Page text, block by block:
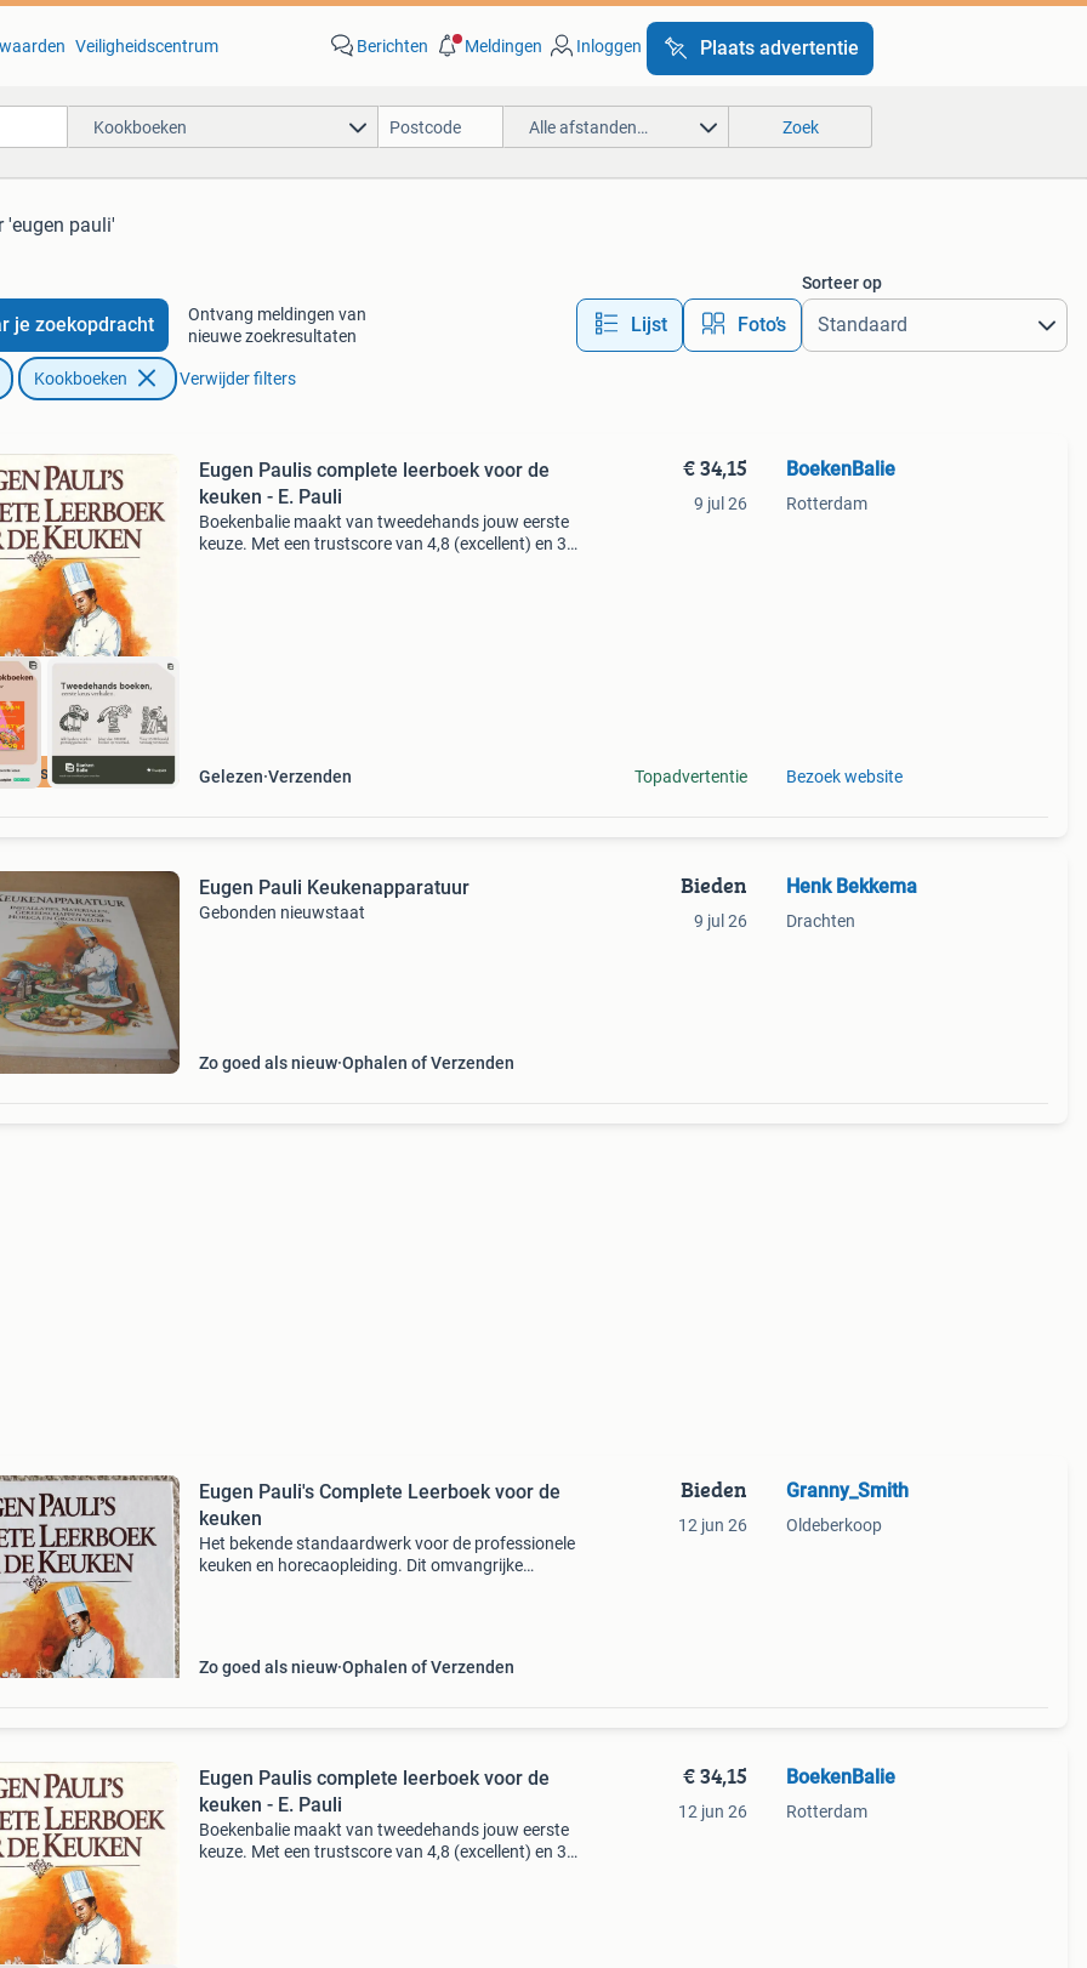
Veiligheidscentrum Berichten Meldingen Inloggen Plaats advertentie
Kookboeken Alle afstanden… Zoek
'eugen pauli'
je zoekopdracht
Ontvang meldingen van
nieuwe zoekresultaten
Lijst Foto’s
Sorteer op
Kookboeken Verwijder filters
prijs
Eugen Paulis complete leerboek voor de
keuken - E. Pauli
Boekenbalie maakt van tweedehands jouw eerste
keuze. Met een trustscore van 4,8 (excellent) en 30
Gelezen Verzenden
€ 34,15
9 jul 26
Topadvertentie
BoekenBalie
Rotterdam
Bezoek website
Eugen Pauli Keukenapparatuur
Gebonden nieuwstaat
Zo goed als nieuw Ophalen of Verzenden
Bieden
9 jul 26
Henk Bekkema
Drachten
Eugen Pauli's Complete Leerboek voor de
keuken
Het bekende standaardwerk voor de professionele
keuken en horecaopleiding. Dit omvangrijke
Zo goed als nieuw Ophalen of Verzenden
Bieden
12 jun 26
Granny_Smith
Oldeberkoop
Eugen Paulis complete leerboek voor de
keuken - E. Pauli
Boekenbalie maakt van tweedehands jouw eerste
keuze. Met een trustscore van 4,8 (excellent) en 30
€ 34,15
12 jun 26
BoekenBalie
Rotterdam